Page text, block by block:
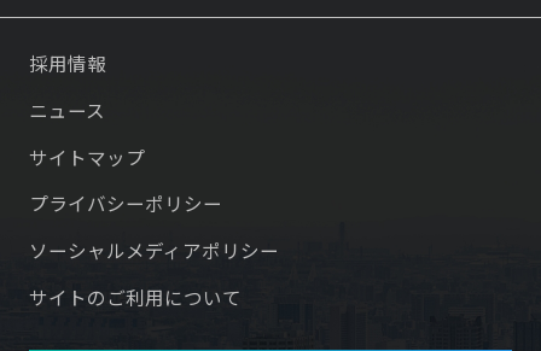
採用情報
ニュース
サイトマップ
プライバシーポリシー
ソーシャルメディアポリシー
サイトのご利用について